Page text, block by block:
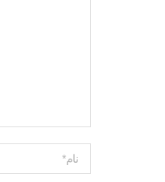
Name *